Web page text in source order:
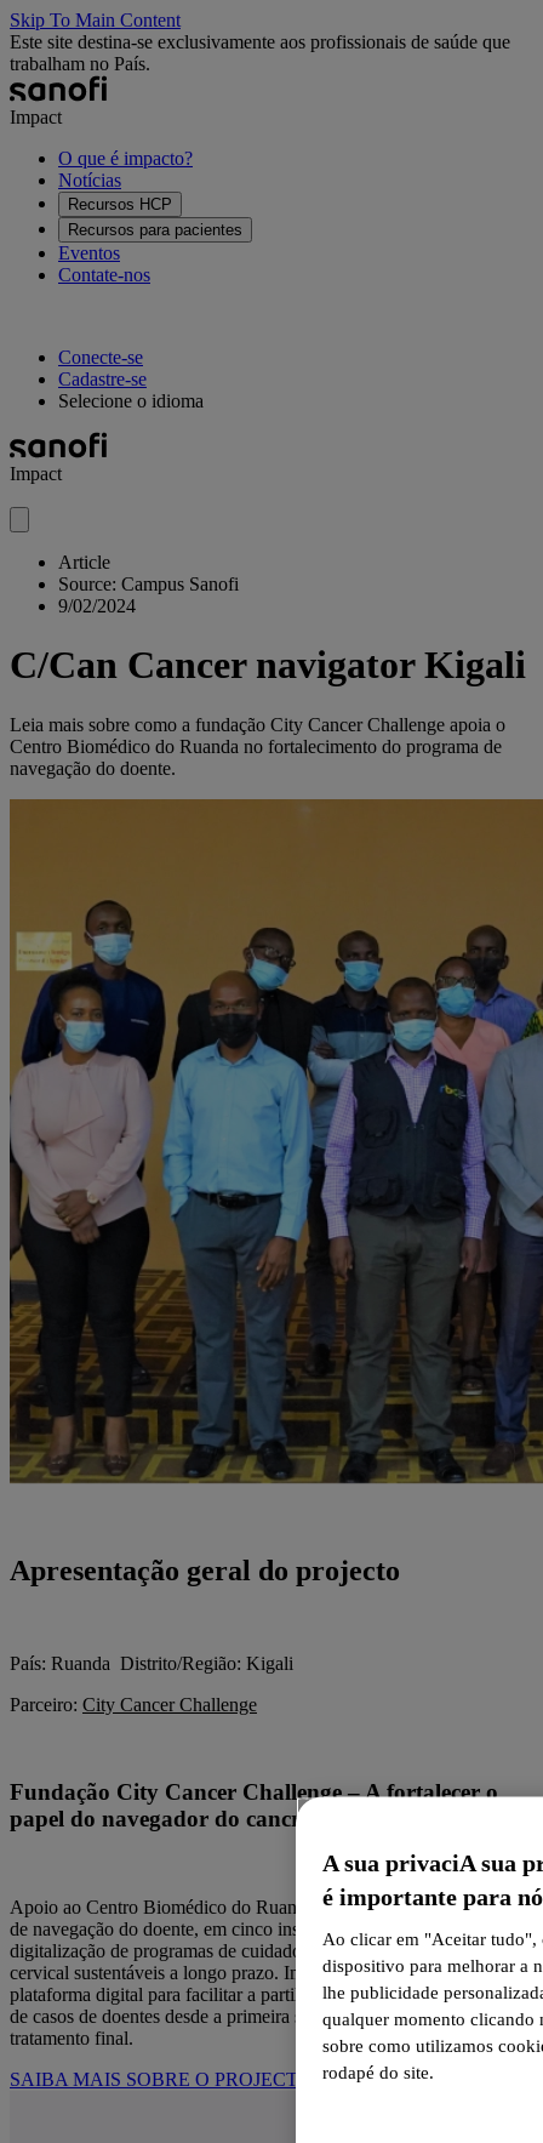
Skip To Main Content
Este site destina-se exclusivamente aos profissionais de saúde que
trabalham no País.
Impact
O que é impacto?
Notícias
Recursos HCP
Recursos para pacientes
Eventos
Contate-nos
Conecte-se
Cadastre-se
Selecione o idioma
Impact
Article
Source: Campus Sanofi
9/02/2024
C/Can Cancer navigator Kigali
Leia mais sobre como a fundação City Cancer Challenge apoia o
Centro Biomédico do Ruanda no fortalecimento do programa de
navegação do doente.
Apresentação geral do projecto
País: Ruanda Distrito/Região: Kigali
Parceiro: City Cancer Challenge
Fundação City Cancer Challenge – A fortalecer o
papel do navegador do cancro.
Apoio ao Centro Biomédico do Ruanda para fortalecer o programa
de navegação do doente, em cinco instituições, incluindo a
digitalização de programas de cuidados para o cancro da mama e
cervical sustentáveis a longo prazo. Implementação de uma
plataforma digital para facilitar a partilha de dados e a comunicação
de casos de doentes desde a primeira suspeita de cancro até ao
tratamento final.
SAIBA MAIS SOBRE O PROJECTO
A sua privaciA sua
é importante para
Ao clicar em "Aceitar tudo",
dispositivo para melhorar a
lhe publicidade
qualquer momento clicando
sobre como utilizamos
rodapé do site.